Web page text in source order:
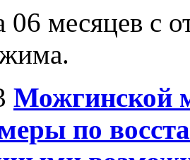
06 месяцев с
Можгинской
по